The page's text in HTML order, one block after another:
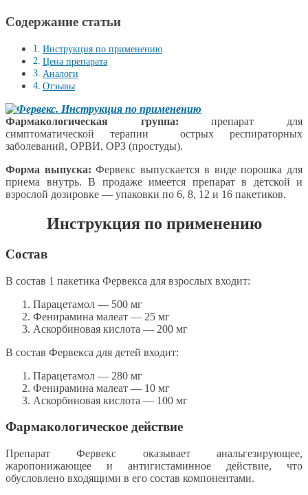
Содержание статьи
Инструкция по применению
Цена препарата
Аналоги
Отзывы
Фармакологическая группа:препарат для
симптоматической терапии острых респираторных
заболеваний, ОРВИ, ОРЗ (простуды).
Форма выпуска:Фервекс выпускается в виде порошка для
приема внутрь. В продаже имеется препарат в детской и
взрослой дозировке — упаковки по 6, 8, 12 и 16 пакетиков.
Инструкция по применению
Состав
В состав 1 пакетика Фервекса для взрослых входит:
Парацетамол — 500 мг
Фенирамина малеат — 25 мг
Аскорбиновая кислота — 200 мг
В состав Фервекса для детей входит:
Парацетамол — 280 мг
Фенирамина малеат — 10 мг
Аскорбиновая кислота — 100 мг
Фармакологическое действие
Препарат Фервекс оказывает анальгезирующее,
жаропонижающее и антигистаминное действие, что
обусловлено входящими в его состав компонентами.